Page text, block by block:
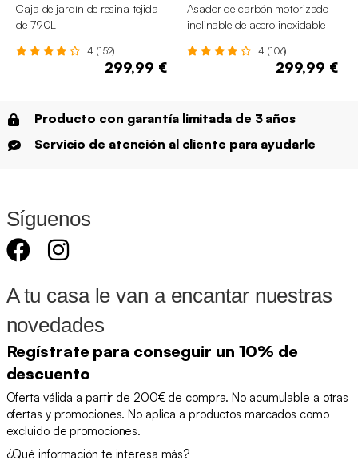
Caja de jardín de resina tejida
de 790L
4 (152)
299,99 €
Asador de carbón motorizado
inclinable de acero inoxidable
4 (106)
299,99 €
Producto con garantía limitada de 3 años
Servicio de atención al cliente para ayudarle
Síguenos
A tu casa le van a encantar nuestras
novedades
Regístrate para conseguir un 10% de
descuento
Oferta válida a partir de 200€ de compra. No acumulable a otras
ofertas y promociones. No aplica a productos marcados como
excluido de promociones.
¿Qué información te interesa más?